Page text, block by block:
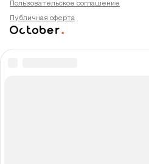
Пользовательское соглашение
Публичная оферта